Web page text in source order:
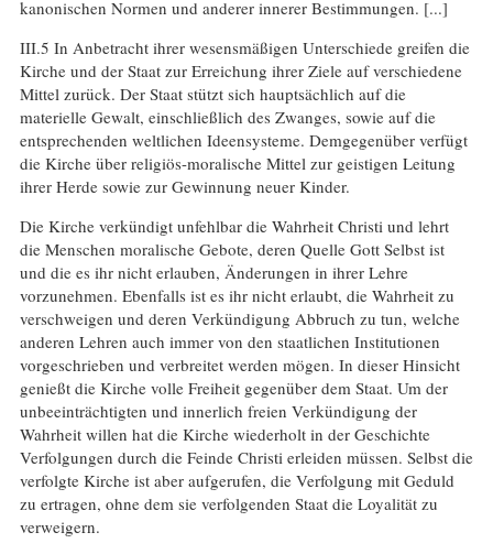
kanonischen Normen und anderer innerer Bestimmungen. [...]
III.5 In Anbetracht ihrer wesensmäßigen Unterschiede greifen die
Kirche und der Staat zur Erreichung ihrer Ziele auf verschiedene
Mittel zurück. Der Staat stützt sich hauptsächlich auf die
materielle Gewalt, einschließlich des Zwanges, sowie auf die
entsprechenden weltlichen Ideensysteme. Demgegenüber verfügt
die Kirche über religiös-moralische Mittel zur geistigen Leitung
ihrer Herde sowie zur Gewinnung neuer Kinder.
Die Kirche verkündigt unfehlbar die Wahrheit Christi und lehrt
die Menschen moralische Gebote, deren Quelle Gott Selbst ist
und die es ihr nicht erlauben, Änderungen in ihrer Lehre
vorzunehmen. Ebenfalls ist es ihr nicht erlaubt, die Wahrheit zu
verschweigen und deren Verkündigung Abbruch zu tun, welche
anderen Lehren auch immer von den staatlichen Institutionen
vorgeschrieben und verbreitet werden mögen. In dieser Hinsicht
genießt die Kirche volle Freiheit gegenüber dem Staat. Um der
unbeeinträchtigten und innerlich freien Verkündigung der
Wahrheit willen hat die Kirche wiederholt in der Geschichte
Verfolgungen durch die Feinde Christi erleiden müssen. Selbst die
verfolgte Kirche ist aber aufgerufen, die Verfolgung mit Geduld
zu ertragen, ohne dem sie verfolgenden Staat die Loyalität zu
verweigern.